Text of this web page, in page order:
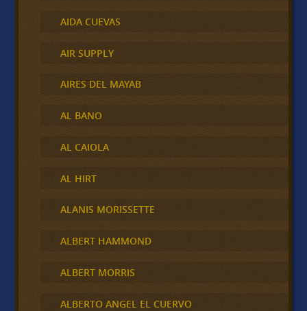
AIDA CUEVAS
AIR SUPPLY
AIRES DEL MAYAB
AL BANO
AL CAIOLA
AL HIRT
ALANIS MORISSETTE
ALBERT HAMMOND
ALBERT MORRIS
ALBERTO ANGEL EL CUERVO